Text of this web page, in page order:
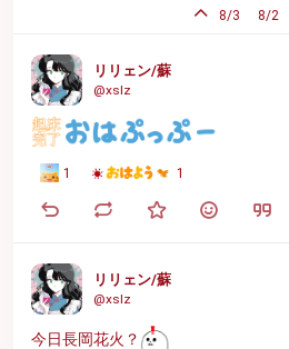
8/3 8/2
リリェン/蘇
@xslz
1 1
リリェン/蘇
@xslz
今日長岡花火？